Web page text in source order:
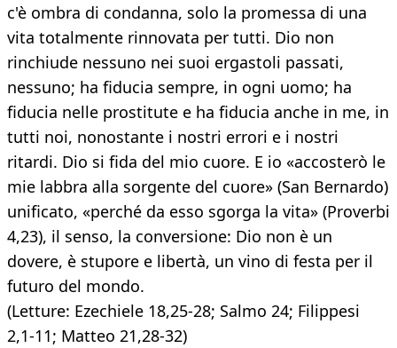
c'è ombra di condanna, solo la promessa di una
vita totalmente rinnovata per tutti. Dio non
rinchiude nessuno nei suoi ergastoli passati,
nessuno; ha fiducia sempre, in ogni uomo; ha
fiducia nelle prostitute e ha fiducia anche in me, in
tutti noi, nonostante i nostri errori e i nostri
ritardi. Dio si fida del mio cuore. E io «accosterò le
mie labbra alla sorgente del cuore» (San Bernardo)
unificato, «perché da esso sgorga la vita» (Proverbi
4,23), il senso, la conversione: Dio non è un
dovere, è stupore e libertà, un vino di festa per il
futuro del mondo.
(Letture: Ezechiele 18,25-28; Salmo 24; Filippesi
2,1-11; Matteo 21,28-32)